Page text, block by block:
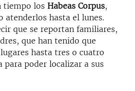
tiempo los Habeas Corpus,
atenderlos hasta el lunes.
que se reportan familiares,
que han tenido que
hasta tres o cuatro
para poder localizar a sus